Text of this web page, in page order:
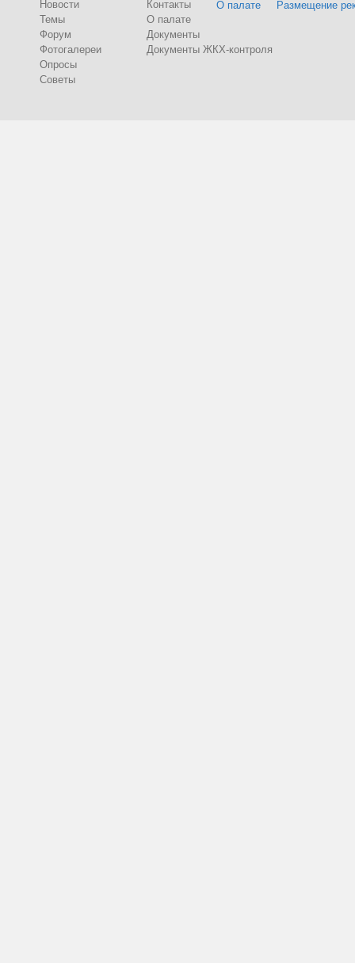
Новости
Темы
Форум
Фотогалереи
Опросы
Советы
Контакты
О палате
Документы
Документы ЖКХ-контроля
О палате Размещение